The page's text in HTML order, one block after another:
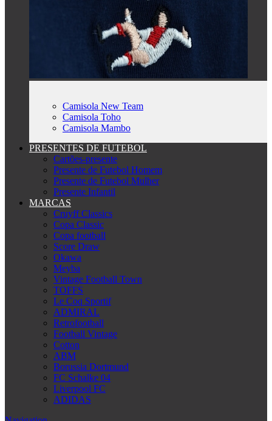
Camisola New Team
Camisola Toho
Camisola Mambo
PRESENTES DE FUTEBOL
Cartões-presente
Presente de Futebol Homem
Presente de Futebol Mulher
Presente Infantil
MARCAS
Cruyff Classics
Copa Classic
Copa football
Score Draw
Okawa
Meyba
Vintage Football Town
TOFFS
Le Coq Sportif
ADMIRAL
Retrofootball
Football Vintage
Cotton
ABM
Borussia Dortmund
FC Schalke 04
Liverpool FC
ADIDAS